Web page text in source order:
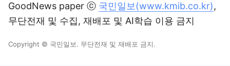
GoodNews paper ⓒ 국민일보(www.kmib.co.kr),
무단전재 및 수집, 재배포 및 AI학습 이용 금지
Copyright © 국민일보. 무단전재 및 재배포 금지.